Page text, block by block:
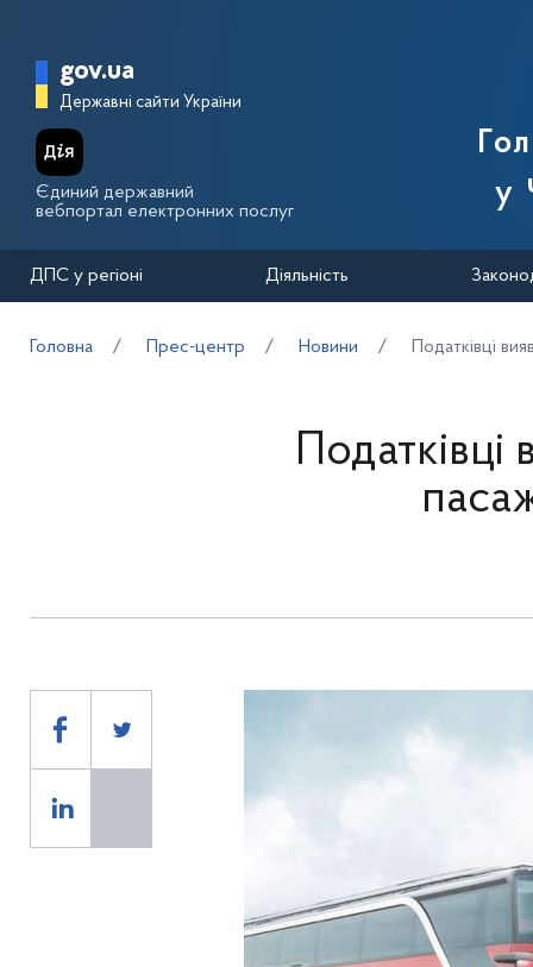
Головна сторінка Державної
gov.ua
Державні сайти України
Єдиний державний
вебпортал електронних послуг
у
ДПС у регіоні Діяльність
Головна Прес-центр Новини Податківці